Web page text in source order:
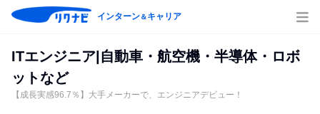
インターン＆キャリア
ITエンジニア|自動車・航空機・半導体・ロボ
ットなど
【成長実感96.7％】大手メーカーで、エンジニアデビュー！